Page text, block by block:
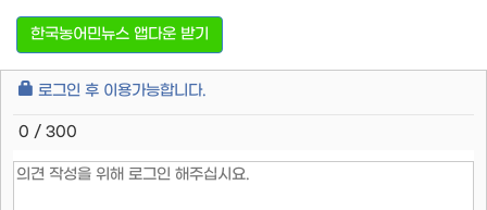
한국농어민뉴스 앱다운 받기
로그인 후 이용가능합니다.
0 / 300